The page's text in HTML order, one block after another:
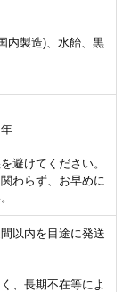
内製造)、水飴、黒
避けてください。
わらず、お早めに
以内を目途に発送
、長期不在等によ